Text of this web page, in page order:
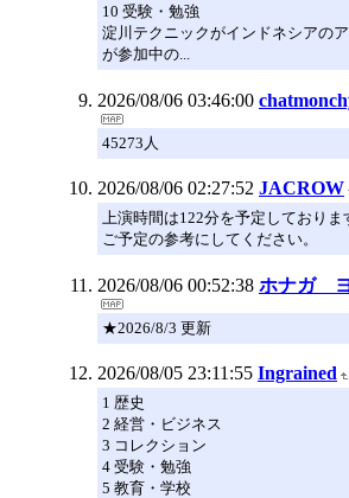
10 受験・勉強
淀川テクニックがインドネシアの
が参加中の...
2026/08/06 03:46:00
45273人
2026/08/06 02:27:52 JACROW
上演時間は122分を予定しておりま
ご予定の参考にしてください。
2026/08/06 00:52:38 ホナガ
★2026/8/3 更新
2026/08/05 23:11:55 Ingrained
1 歴史
2 経営・ビジネス
3 コレクション
4 受験・勉強
5 教育・学校